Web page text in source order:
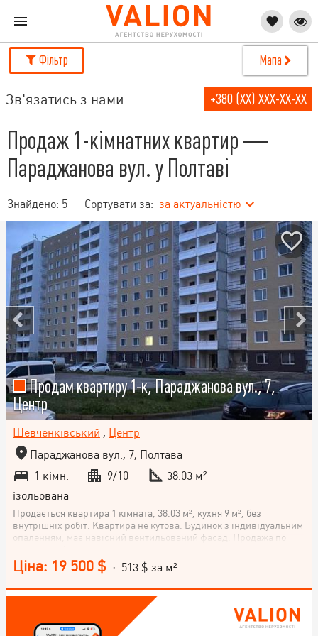
Фільтр Мапа
Зв'язатись з нами +380 (XX) XXX-XX-XX
Продаж 1-кімнатних квартир —
Параджанова вул. у Полтаві
Знайдено: 5 Сортувати за: за актуальністю
Продам квартиру 1-к, Параджанова вул., 7,
Центр
Шевченківський , Центр
Параджанова вул., 7, Полтава
1 кімн.
9/10
38.03 м²
ізольована
Продається квартира 1 кімната, 38.03 м², кухня 9 м², без
внутрішніх робіт. Квартира не кутова. Будинок з індивідуальним
опаленням, має навісний вентильований фасад. Продажа по
Ціна: 19 500 $ · 513 $ за м²